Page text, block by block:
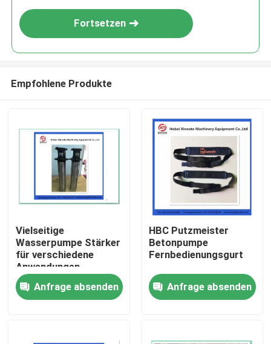
Startseite
Produkte
Fortsetzen
Empfohlene Produkte
Vielseitige
Wasserpumpe Stärker
für verschiedene
Anwendungen
Anfrage absenden
HBC Putzmeister
Betonpumpe
Fernbedienungsgurt
Anfrage absenden